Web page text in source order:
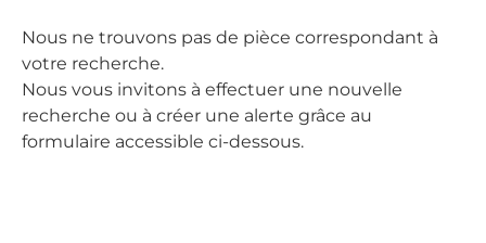
Nous ne trouvons pas de pièce correspondant à
votre recherche.
Nous vous invitons à effectuer une nouvelle
recherche ou à créer une alerte grâce au
formulaire accessible ci-dessous.